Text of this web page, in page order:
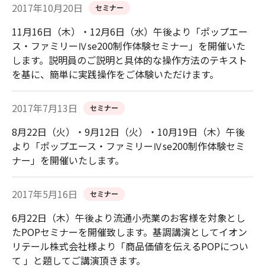
2017年10月20日 セミナー
11月16日（木）・12月6日（水）午後より「ポップエー
ス・ファミリーⅣse200制作体験セミナー」を開催いた
します。説明員のご説明と具体的な操作方法のテキスト
を基に、簡単に実践操作をご体験いただけます。
2017年7月13日 セミナー
8月22日（火）・9月12日（火）・10月19日（木）午後
より「ポップエース・ファミリーⅣse200制作体験セミ
ナー」を開催いたします。
2017年5月16日 セミナー
6月22日（木）午後より流通小売業のお客様を対象とし
たPOPセミナーを開催致します。基調講演としてイオン
リテール株式会社様より「商品価値を伝えるPOPについ
て 」と題してご講演頂きます。